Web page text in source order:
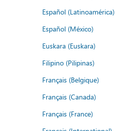
Español (Latinoamérica)
Español (México)
Euskara (Euskara)
Filipino (Pilipinas)
Français (Belgique)
Français (Canada)
Français (France)